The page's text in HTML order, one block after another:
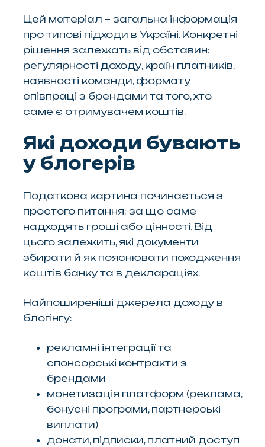
Цей матеріал – загальна інформація
про типові підходи в Україні. Конкретні
рішення залежать від обставин:
регулярності доходу, країн платників,
наявності команди, формату
співпраці з брендами та того, хто
саме є отримувачем коштів.
Які доходи бувають
у блогерів
Податкова картина починається з
простого питання: за що саме
надходять гроші або цінності. Від
цього залежить, які документи
збирати й як пояснювати походження
коштів банку та в деклараціях.
Найпоширеніші джерела доходу в
блогінгу:
рекламні інтеграції та
спонсорські контракти з
брендами
монетизація платформ (реклама,
бонусні програми, партнерські
виплати)
донати, підписки, платний доступ